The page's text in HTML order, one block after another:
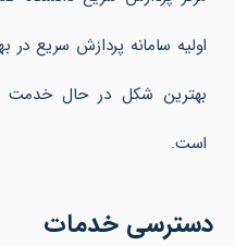
بهترین شکل در حال خدمت
است.
دسترسی خدمات